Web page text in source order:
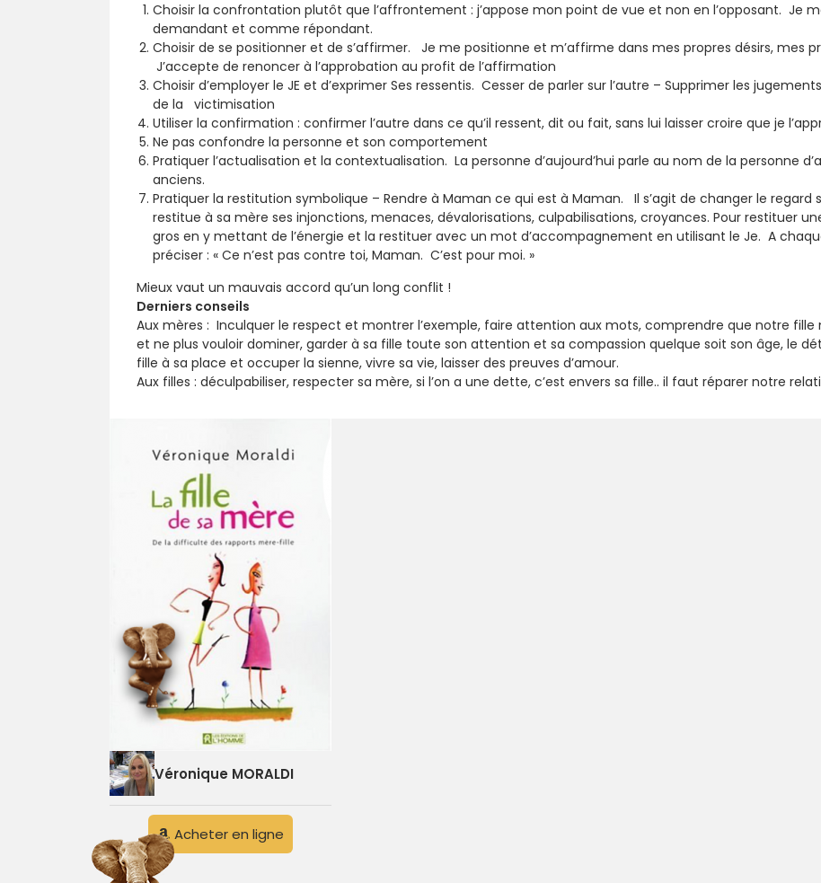
Choisir la confrontation plutôt que l’affrontement : j’appose mon point de vue et non en l’opposant. Je
demandant et comme répondant.
Choisir de se positionner et de s’affirmer. Je me positionne et m’affirme dans mes propres désirs, mes
J’accepte de renoncer à l’approbation au profit de l’affirmation
Choisir d’employer le JE et d’exprimer Ses ressentis. Cesser de parler sur l’autre – Supprimer les
de la victimisation
Utiliser la confirmation : confirmer l’autre dans ce qu’il ressent, dit ou fait, sans lui laisser croire que je
Ne pas confondre la personne et son comportement
Pratiquer l’actualisation et la contextualisation. La personne d’aujourd’hui parle au nom de la personne
anciens.
Pratiquer la restitution symbolique – Rendre à Maman ce qui est à Maman. Il s’agit de changer le regard
restitue à sa mère ses injonctions, menaces, dévalorisations, culpabilisations, croyances. Pour restituer
gros en y mettant de l’énergie et la restituer avec un mot d’accompagnement en utilisant le Je. A
préciser : « Ce n’est pas contre toi, Maman. C’est pour moi. »
Mieux vaut un mauvais accord qu’un long conflit !
Derniers conseils
Aux mères : Inculquer le respect et montrer l’exemple, faire attention aux mots, comprendre que notre fille
et ne plus vouloir dominer, garder à sa fille toute son attention et sa compassion quelque soit son âge, le
fille à sa place et occuper la sienne, vivre sa vie, laisser des preuves d’amour.
Aux filles : déculpabiliser, respecter sa mère, si l’on a une dette, c’est envers sa fille.. il faut réparer notre
Véronique MORALDI
Acheter en ligne